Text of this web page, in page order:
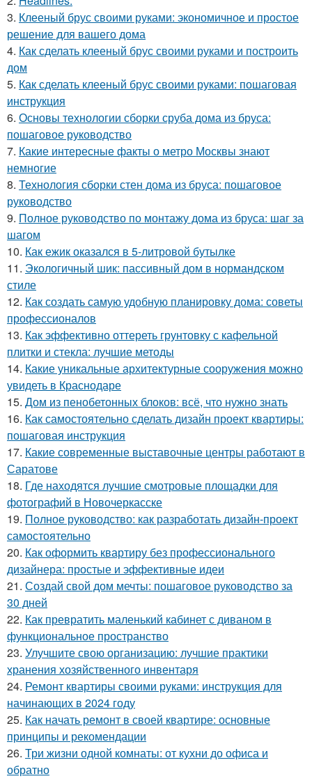
3. Клееный брус своими руками: экономичное и простое
решение для вашего дома
4. Как сделать клееный брус своими руками и построить
дом
5. Как сделать клееный брус своими руками: пошаговая
инструкция
6. Основы технологии сборки сруба дома из бруса:
пошаговое руководство
7. Какие интересные факты о метро Москвы знают
немногие
8. Технология сборки стен дома из бруса: пошаговое
руководство
9. Полное руководство по монтажу дома из бруса: шаг за
шагом
10. Как ежик оказался в 5-литровой бутылке
11. Экологичный шик: пассивный дом в нормандском
стиле
12. Как создать самую удобную планировку дома: советы
профессионалов
13. Как эффективно оттереть грунтовку с кафельной
плитки и стекла: лучшие методы
14. Какие уникальные архитектурные сооружения можно
увидеть в Краснодаре
15. Дом из пенобетонных блоков: всё, что нужно знать
16. Как самостоятельно сделать дизайн проект квартиры:
пошаговая инструкция
17. Какие современные выставочные центры работают в
Саратове
18. Где находятся лучшие смотровые площадки для
фотографий в Новочеркасске
19. Полное руководство: как разработать дизайн-проект
самостоятельно
20. Как оформить квартиру без профессионального
дизайнера: простые и эффективные идеи
21. Создай свой дом мечты: пошаговое руководство за
30 дней
22. Как превратить маленький кабинет с диваном в
функциональное пространство
23. Улучшите свою организацию: лучшие практики
хранения хозяйственного инвентаря
24. Ремонт квартиры своими руками: инструкция для
начинающих в 2024 году
25. Как начать ремонт в своей квартире: основные
принципы и рекомендации
26. Три жизни одной комнаты: от кухни до офиса и
обратно